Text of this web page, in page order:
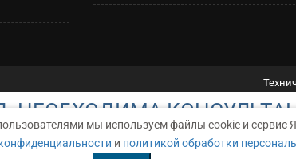
мы используем файлы cookie и сервис
и политикой обработки
НЕОБХОДИМА
УСЛОВИЯХ НЕ ЯВЛЯЕТСЯ ПУБЛИЧНОЙ ОФЕРТОЙ,